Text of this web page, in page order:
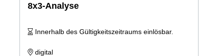
8x3-Analyse
Innerhalb des Gültigkeitszeitraums einlösbar.
digital